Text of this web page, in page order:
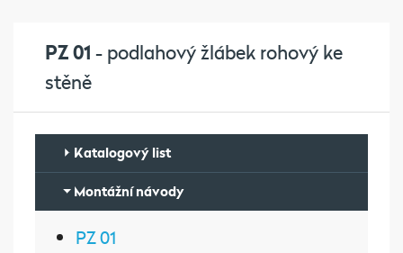
PZ 01 - podlahový žlábek rohový ke
stěně
Katalogový list
Montážní návody
PZ 01